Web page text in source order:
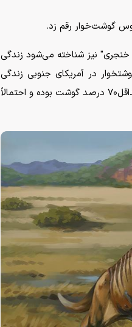
گوشت‌خوار رقم زد.
نیز شناخته می‌شود زندگی
در آمریکای جنوبی زندگی
می‌کرد. به اوهایپرگوشتخوار نیز می‌گویند، به این معنی که رژیم غذایی‌اش حاوی حداقل۷۰ درصد گوشت بوده و احتمالاً